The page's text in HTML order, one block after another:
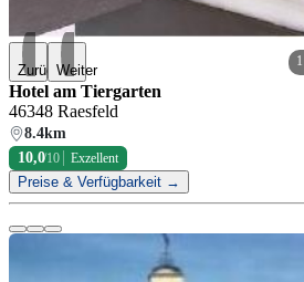
ZurückWeiter
1
Hotel am Tiergarten
46348 Raesfeld
8.4km
10,0/10 Exzellent
Preise & Verfügbarkeit →